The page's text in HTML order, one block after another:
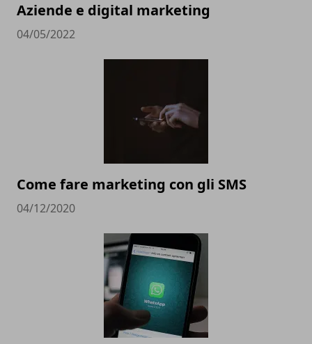
Aziende e digital marketing
04/05/2022
Come fare marketing con gli SMS
04/12/2020